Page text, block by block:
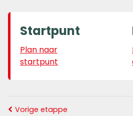
Startpunt
Plan naar
startpunt
Vorige etappe